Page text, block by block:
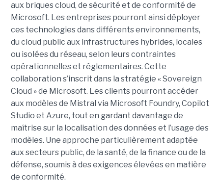
aux briques cloud, de sécurité et de conformité de
Microsoft. Les entreprises pourront ainsi déployer
ces technologies dans différents environnements,
du cloud public aux infrastructures hybrides, locales
ou isolées du réseau, selon leurs contraintes
opérationnelles et réglementaires. Cette
collaboration s’inscrit dans la stratégie « Sovereign
Cloud » de Microsoft. Les clients pourront accéder
aux modèles de Mistral via Microsoft Foundry, Copilot
Studio et Azure, tout en gardant davantage de
maîtrise sur la localisation des données et l’usage des
modèles. Une approche particulièrement adaptée
aux secteurs public, de la santé, de la finance ou de la
défense, soumis à des exigences élevées en matière
de conformité.